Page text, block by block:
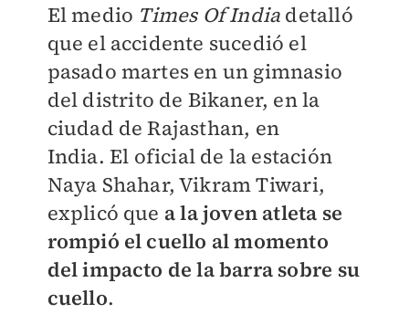
El medio Times Of India detalló
que el accidente sucedió el
pasado martes en un gimnasio
del distrito de Bikaner, en la
ciudad de Rajasthan, en
India. El oficial de la estación
Naya Shahar, Vikram Tiwari,
explicó que a la joven atleta se
rompió el cuello al momento
del impacto de la barra sobre su
cuello.